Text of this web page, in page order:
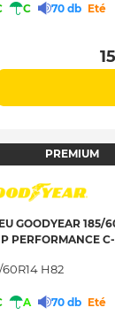
C 70 db Eté
PREMIUM
GOODYEAR 185/
PERFORMANCE
60R14 H82
A 70 db Eté